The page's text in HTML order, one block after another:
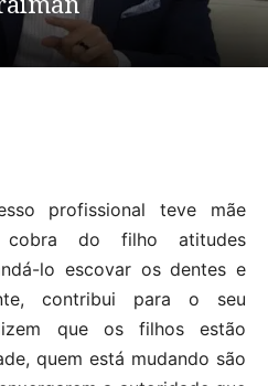
profissional teve mãe
do filho atitudes
lo escovar os dentes e
contribui para o seu
que os filhos estão
quem está mudando são